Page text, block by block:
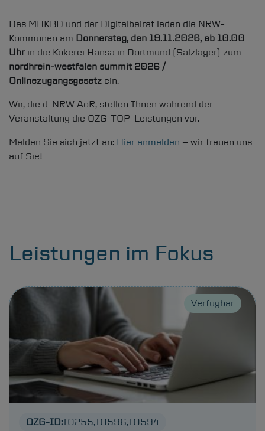
Kommunalvertreter & Onlinezugang
Projektanfrage
Karriere
Suchen
Informationen zur Barrierefreiheit
Das MHKBD und der Digitalbeirat laden die NRW-
Kommunen am Donnerstag, den 19.11.2026, ab 10.00
Uhrin die Kokerei Hansa in Dortmund (Salzlager) zum
nordhrein-westfalen summit 2026 /
Onlinezugangsgesetz ein.
Wir, die d-NRWAöR, stellen Ihnen während der
Veranstaltung die OZG-TOP-Leistungen vor.
Melden Sie sich jetzt an: Hier anmelden – wir freuen uns
auf Sie!
Leistungen im Fokus
Verfügbar
OZG-ID:102551059610594